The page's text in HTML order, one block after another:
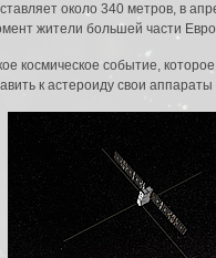
около 340 метров, в
жители большей части
космическое событие,
к астероиду свои